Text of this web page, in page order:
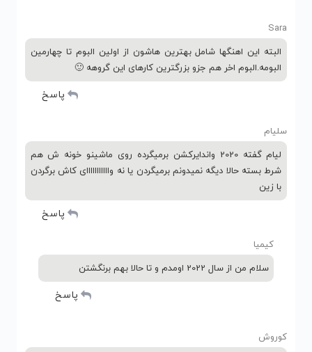
Sara
البته این اهنگها شامل بهترین هاشون از اولین البوم تا چهارمین
البومه.البوم اخر هم جزو بزرگترین کارهای این گروهه 🙂
پاسخ
سلیام
لیام گفته 2020 واندایرکشن برمیگرده روی ماشینو خونه ش هم
شرط بسته حالا دیگه نمیدونم برمیگردن یا نه وااااااااااای کاش برگردن
با زین
پاسخ
کیمیا
سلام من از سال 2022 اومدم و تا حالا بهم برنگشتن
پاسخ
کوروش